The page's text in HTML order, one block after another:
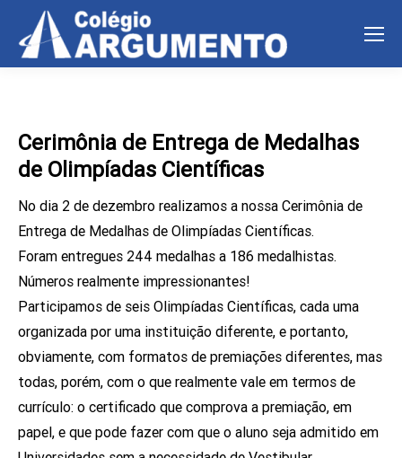
Cerimônia de Entrega de Medalhas
de Olimpíadas Científicas
No dia 2 de dezembro realizamos a nossa Cerimônia de
Entrega de Medalhas de Olimpíadas Científicas.
Foram entregues 244 medalhas a 186 medalhistas.
Números realmente impressionantes!
Participamos de seis Olimpíadas Científicas, cada uma
organizada por uma instituição diferente, e portanto,
obviamente, com formatos de premiações diferentes, mas
todas, porém, com o que realmente vale em termos de
currículo: o certificado que comprova a premiação, em
papel, e que pode fazer com que o aluno seja admitido em